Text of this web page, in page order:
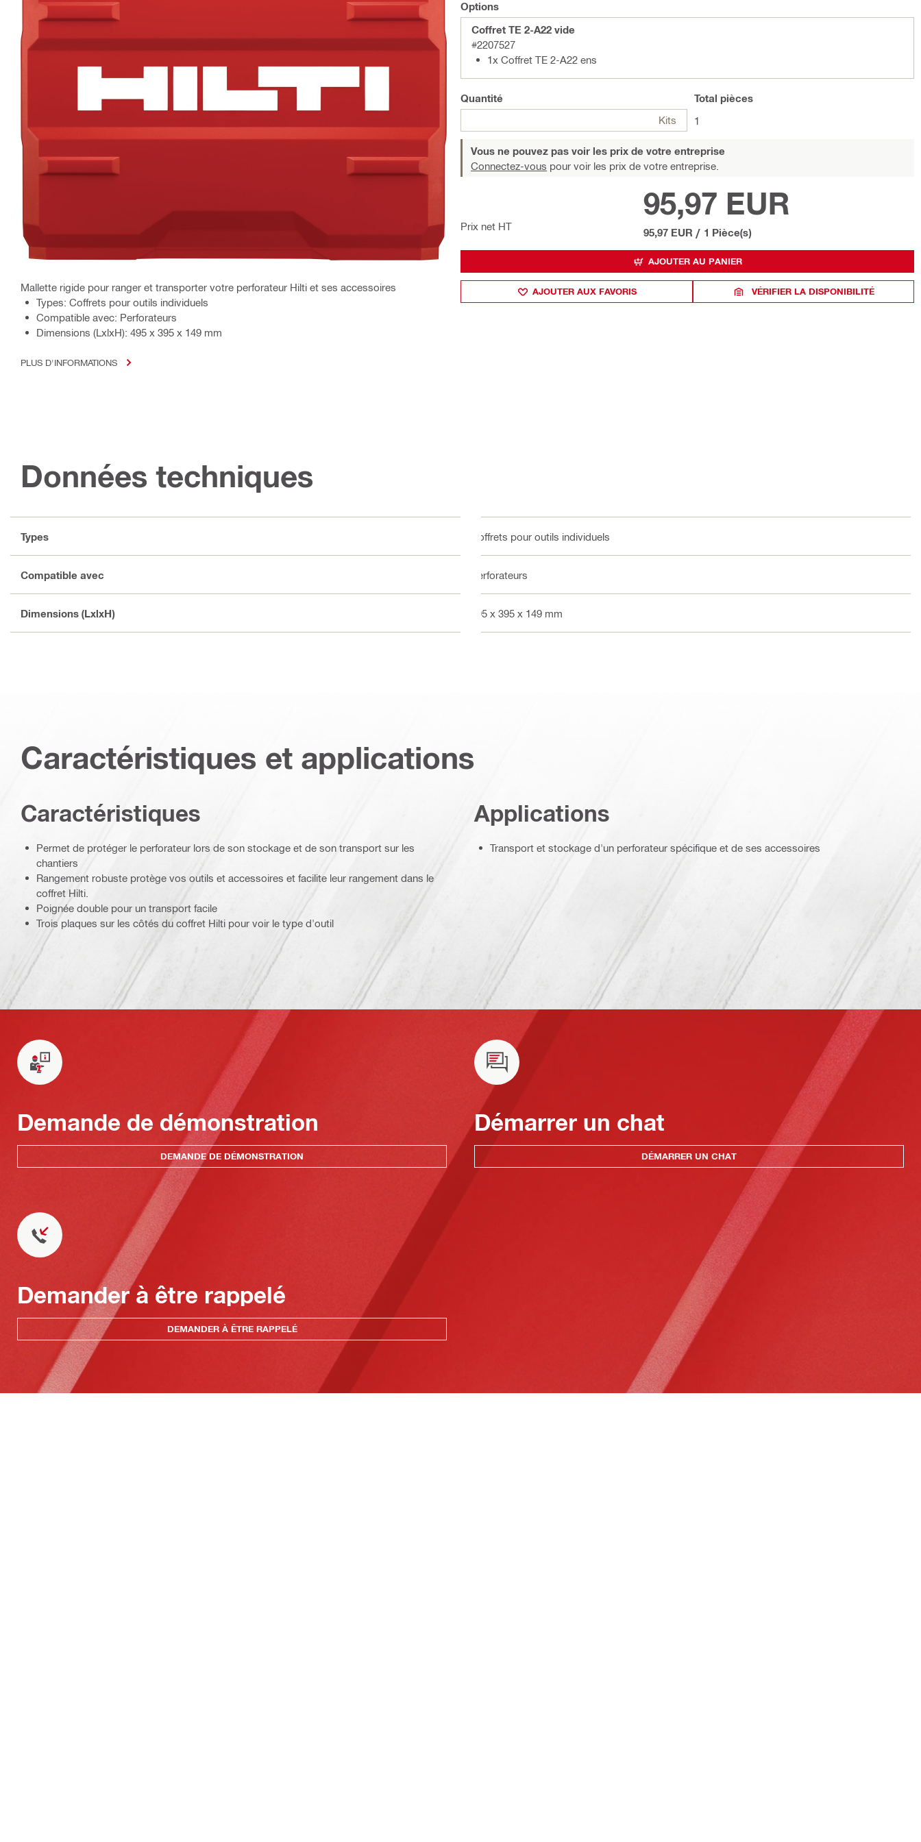
Mallette rigide pour ranger et transporter votre perforateur Hilti et ses accessoires
Types: Coffrets pour outils individuels
Compatible avec: Perforateurs
Dimensions (LxlxH): 495 x 395 x 149 mm
PLUS D'INFORMATIONS
Options
Coffret TE 2-A22 vide
#2207527
1x Coffret TE 2-A22 ens
Quantité
Kits
Total pièces
1
Vous ne pouvez pas voir les prix de votre entreprise
Connectez-vous pour voir les prix de votre entreprise.
Prix net HT
95,97 EUR
95,97 EUR / 1 Pièce(s)
AJOUTER AU PANIER
AJOUTER AUX FAVORIS VÉRIFIER LA DISPONIBILITÉ
Données techniques
Types Coffrets pour outils individuels
Compatible avec Perforateurs
Dimensions (LxlxH) 495 x 395 x 149 mm
Caractéristiques et applications
Caractéristiques
Permet de protéger le perforateur lors de son stockage et de son transport sur les
chantiers
Rangement robuste protège vos outils et accessoires et facilite leur rangement dans le
coffret Hilti.
Poignée double pour un transport facile
Trois plaques sur les côtés du coffret Hilti pour voir le type d'outil
Applications
Transport et stockage d'un perforateur spécifique et de ses accessoires
Demande de démonstration
DEMANDE DE DÉMONSTRATION
Démarrer un chat
DÉMARRER UN CHAT
Demander à être rappelé
DEMANDER À ÊTRE RAPPELÉ